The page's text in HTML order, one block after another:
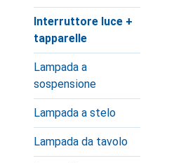
Interruttore luce +
tapparelle
Lampada a
sospensione
Lampada a stelo
Lampada da tavolo